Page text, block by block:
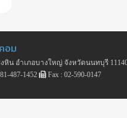
อม
หิน อำเภอบางใหญ่ จังหวัดนนทบุรี
487-1452
Fax : 02-590-0147